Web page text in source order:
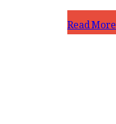
پکوان
Read More